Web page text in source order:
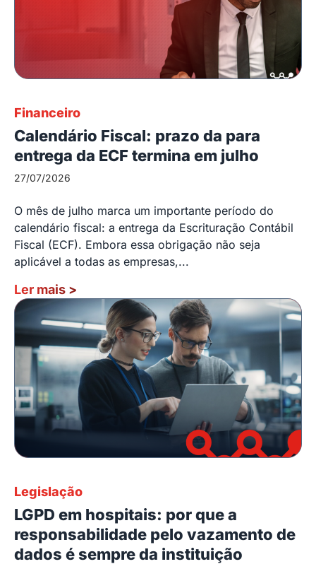
Financeiro
Calendário Fiscal: prazo da para
entrega da ECF termina em julho
27/07/2026
O mês de julho marca um importante período do
calendário fiscal: a entrega da Escrituração Contábil
Fiscal (ECF). Embora essa obrigação não seja
aplicável a todas as empresas,...
Ler mais >
Legislação
LGPD em hospitais: por que a
responsabilidade pelo vazamento de
dados é sempre da instituição